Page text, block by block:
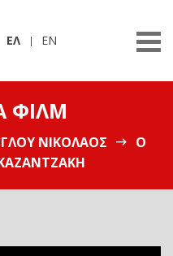
ΕΛ EN
ΦΙΛΜ
ΝΙΚΌΛΑΟΣ
Ο